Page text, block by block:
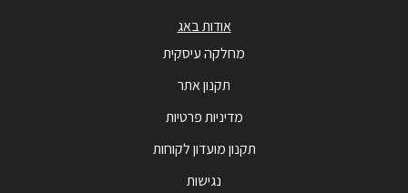
אודות באג
מחלקה עיסקית
תקנון אתר
מדיניות פרטיות
תקנון מועדון לקוחות
נגישות